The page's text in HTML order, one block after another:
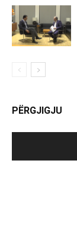
PËRGJIGJU